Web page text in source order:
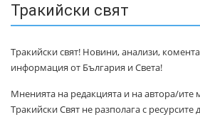
Тракийски свят
Тракийски свят! Новини, анализи,
информация от България и Света!
Мненията на редакцията и на автора/ите
Тракийски Свят не разполага с ресурсите